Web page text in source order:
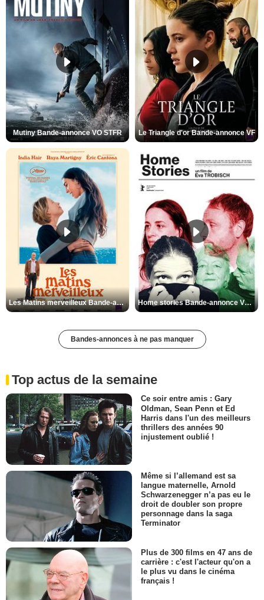
Mutiny Bande-annonce VO STFR Le Triangle d'or Bande-annonce VF
Les Matins merveilleux Bande-annonce VF Home stories Bande-annonce VO STFR
Bandes-annonces à ne pas manquer
Top actus de la semaine
Ce soir entre amis : Gary
Oldman, Sean Penn et Ed
Harris dans l'un des meilleurs
thrillers des années 90
injustement oublié !
Même si l’allemand est sa
langue maternelle, Arnold
Schwarzenegger n’a pas eu le
droit de doubler son propre
personnage dans la saga
Terminator
Plus de 300 films en 47 ans de
carrière : c'est l'acteur qu'on a
le plus vu dans le cinéma
français !